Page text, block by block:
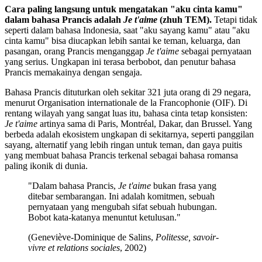
Cara paling langsung untuk mengatakan "aku cinta kamu"
dalam bahasa Prancis adalah Je t'aime (zhuh TEM). Tetapi tidak
seperti dalam bahasa Indonesia, saat "aku sayang kamu" atau "aku
cinta kamu" bisa diucapkan lebih santai ke teman, keluarga, dan
pasangan, orang Prancis menganggap Je t'aime sebagai pernyataan
yang serius. Ungkapan ini terasa berbobot, dan penutur bahasa
Prancis memakainya dengan sengaja.
Bahasa Prancis dituturkan oleh sekitar 321 juta orang di 29 negara,
menurut Organisation internationale de la Francophonie (OIF). Di
rentang wilayah yang sangat luas itu, bahasa cinta tetap konsisten:
Je t'aime artinya sama di Paris, Montréal, Dakar, dan Brussel. Yang
berbeda adalah ekosistem ungkapan di sekitarnya, seperti panggilan
sayang, alternatif yang lebih ringan untuk teman, dan gaya puitis
yang membuat bahasa Prancis terkenal sebagai bahasa romansa
paling ikonik di dunia.
"Dalam bahasa Prancis, Je t'aime bukan frasa yang
ditebar sembarangan. Ini adalah komitmen, sebuah
pernyataan yang mengubah sifat sebuah hubungan.
Bobot kata-katanya menuntut ketulusan."
(Geneviève-Dominique de Salins, Politesse, savoir-
vivre et relations sociales, 2002)